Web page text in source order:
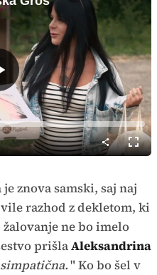
način
znova samski, saj naj
razhod z dekletom, ki
žalovanje ne bo imelo
prišlaAleksandrina
" Ko bo šel v